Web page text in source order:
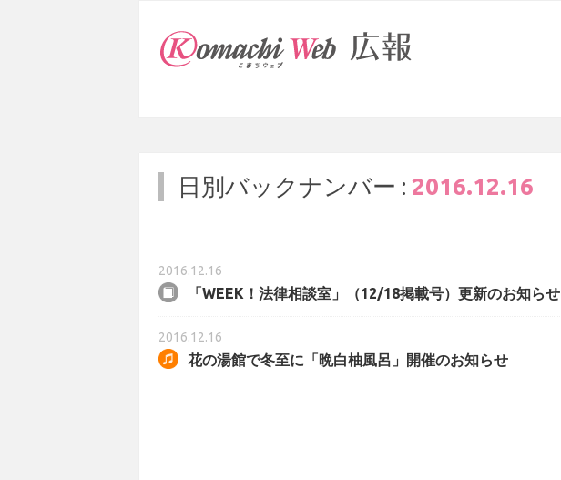
日別バックナンバー : 2016.12.16
2016.12.16
「WEEK！法律相談室」（12/18掲載号）更新のお知らせ
2016.12.16
花の湯館で冬至に「晩白柚風呂」開催のお知らせ